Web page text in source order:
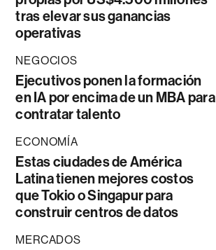
tras elevar sus ganancias
operativas
NEGOCIOS
Ejecutivos ponen la formación
en IA por encima de un MBA para
contratar talento
ECONOMÍA
Estas ciudades de América
Latina tienen mejores costos
que Tokio o Singapur para
construir centros de datos
MERCADOS